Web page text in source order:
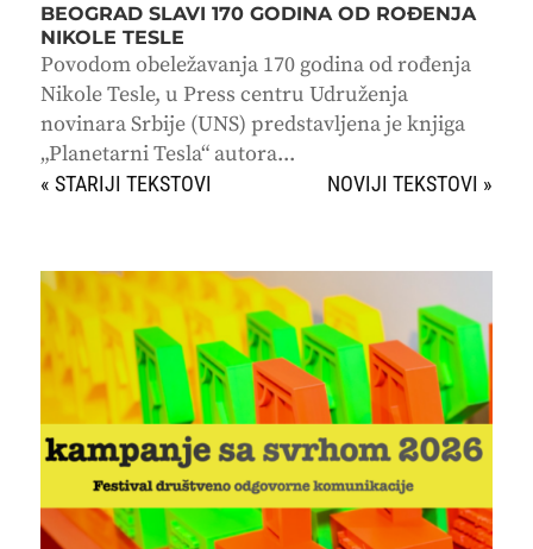
BEOGRAD SLAVI 170 GODINA OD ROĐENJA
NIKOLE TESLE
Povodom obeležavanja 170 godina od rođenja
Nikole Tesle, u Press centru Udruženja
novinara Srbije (UNS) predstavljena je knjiga
„Planetarni Tesla“ autora...
« STARIJI UNOSI SLEDEĆI UNOSI »